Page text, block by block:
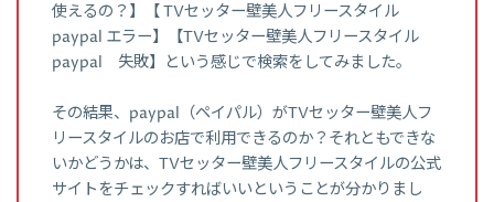
使えるの？】【 TVセッター壁美人フリースタイル
paypal エラー】【TVセッター壁美人フリースタイル
paypal 失敗】という感じで検索をしてみました。
その結果、paypal（ペイパル）がTVセッター壁美人フ
リースタイルのお店で利用できるのか？それともできな
いかどうかは、TVセッター壁美人フリースタイルの公式
サイトをチェックすればいいということが分かりまし